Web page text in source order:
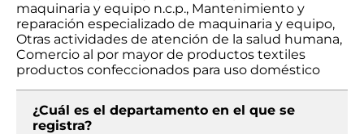
maquinaria y equipo n.c.p., Mantenimiento y
reparación especializado de maquinaria y equipo,
Otras actividades de atención de la salud humana,
Comercio al por mayor de productos textiles
productos confeccionados para uso doméstico
¿Cuál es el departamento en el que se
registra?